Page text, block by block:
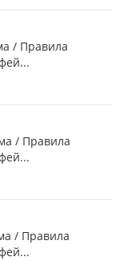
/ Правила
/ Правила
/ Правила